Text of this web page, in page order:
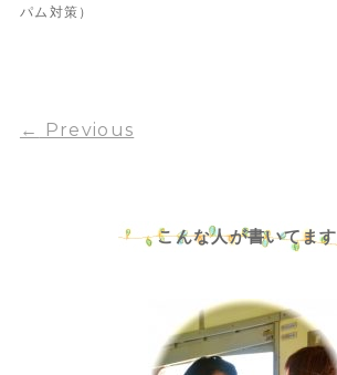
パム対策）
← Previous
こんな人が書いてます